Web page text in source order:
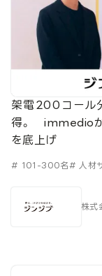
架電200コール
得。 immedioが
を底上げ
# 101-300名# 人材
株式